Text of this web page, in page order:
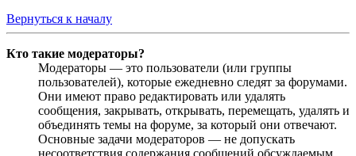
Вернуться к началу
Кто такие модераторы?
Модераторы — это пользователи (или группы
пользователей), которые ежедневно следят за форумами.
Они имеют право редактировать или удалять
сообщения, закрывать, открывать, перемещать, удалять и
объединять темы на форуме, за который они отвечают.
Основные задачи модераторов — не допускать